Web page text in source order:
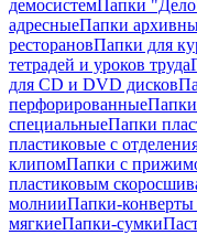
демосистемПапки
адресныеПапки
ресторановПапки для
тетрадей и уроков труда
для CD и DVD дисков
перфорированные
специальныеПапки
пластиковые с
клипомПапки с
пластиковым
молнииПапки-конверты
мягкиеПапки-сумки